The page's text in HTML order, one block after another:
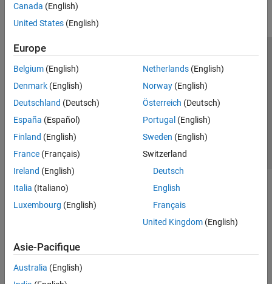
Canada (English)
United States (English)
Europe
Belgium (English)
Denmark (English)
Deutschland (Deutsch)
España (Español)
Finland (English)
France (Français)
Ireland (English)
Italia (Italiano)
Luxembourg (English)
Netherlands(English)
Norway(English)
Österreich (Deutsch)
Portugal (English)
Sweden (English)
Switzerland
Deutsch
English
Français
United Kingdom(English)
Asie-Pacifique
Australia (English)
Lutte anti-piratage
Contacts locaux
© 1994-2026 The MathWorks, Inc.